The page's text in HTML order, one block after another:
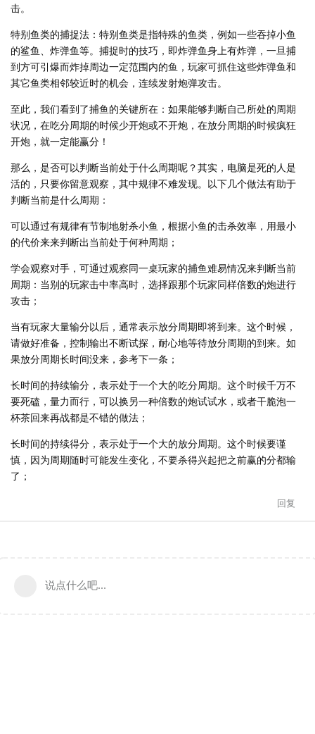
击。
特别鱼类的捕捉法：特别鱼类是指特殊的鱼类，例如一些吞掉小鱼
的鲨鱼、炸弹鱼等。捕捉时的技巧，即炸弹鱼身上有炸弹，一旦捕
到方可引爆而炸掉周边一定范围内的鱼，玩家可抓住这些炸弹鱼和
其它鱼类相邻较近时的机会，连续发射炮弹攻击。
至此，我们看到了捕鱼的关键所在：如果能够判断自己所处的周期
状况，在吃分周期的时候少开炮或不开炮，在放分周期的时候疯狂
开炮，就一定能赢分！
那么，是否可以判断当前处于什么周期呢？其实，电脑是死的人是
活的，只要你留意观察，其中规律不难发现。以下几个做法有助于
判断当前是什么周期：
可以通过有规律有节制地射杀小鱼，根据小鱼的击杀效率，用最小
的代价来来判断出当前处于何种周期；
学会观察对手，可通过观察同一桌玩家的捕鱼难易情况来判断当前
周期：当别的玩家击中率高时，选择跟那个玩家同样倍数的炮进行
攻击；
当有玩家大量输分以后，通常表示放分周期即将到来。这个时候，
请做好准备，控制输出不断试探，耐心地等待放分周期的到来。如
果放分周期长时间没来，参考下一条；
长时间的持续输分，表示处于一个大的吃分周期。这个时候千万不
要死磕，量力而行，可以换另一种倍数的炮试试水，或者干脆泡一
杯茶回来再战都是不错的做法；
长时间的持续得分，表示处于一个大的放分周期。这个时候要谨
慎，因为周期随时可能发生变化，不要杀得兴起把之前赢的分都输
了；
回复
说点什么吧...